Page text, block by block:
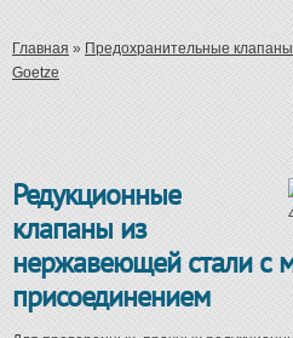
Вы здесь
Главная»Предохранительные
Goetze
Редукционные
клапаны из
нержавеющей стали с
присоединением